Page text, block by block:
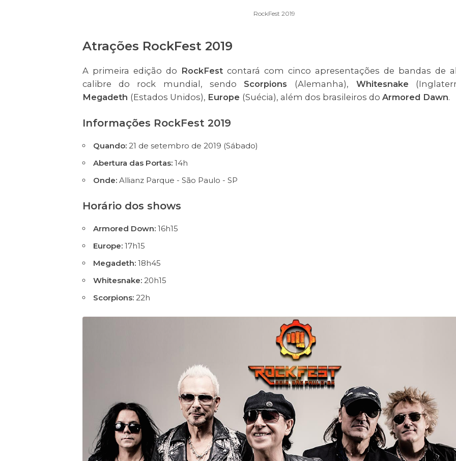
RockFest 2019
Atrações RockFest 2019
A primeira edição do RockFestcontará com cinco apresentações de bandas de
calibre do rock mundial, sendo Scorpions (Alemanha), Whitesnake
Megadeth (Estados Unidos), Europe (Suécia), além dos brasileiros do Armored Dawn.
Informações RockFest 2019
Quando: 21 de setembro de 2019 (Sábado)
Abertura das Portas: 14h
Onde: Allianz Parque - São Paulo - SP
Horário dos shows
Armored Down: 16h15
Europe: 17h15
Megadeth: 18h45
Whitesnake: 20h15
Scorpions: 22h